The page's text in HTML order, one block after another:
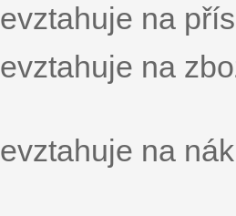
na
na
na